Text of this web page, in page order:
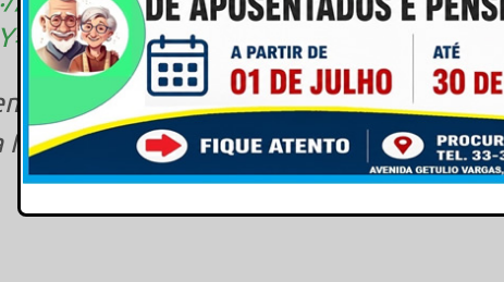
nossas redes sociais e saiba tudo que a
faz por você!